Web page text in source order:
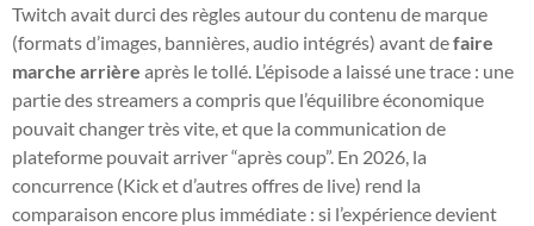
Twitch avait durci des règles autour du contenu de marque
(formats d’images, bannières, audio intégrés) avant defaire
marche arrière après le tollé. L’épisode a laissé une trace : une
partie des streamers a compris que l’équilibre économique
pouvait changer très vite, et que la communication de
plateforme pouvait arriver “après coup”. En 2026, la
concurrence (Kick et d’autres offres de live) rend la
comparaison encore plus immédiate : si l’expérience devient